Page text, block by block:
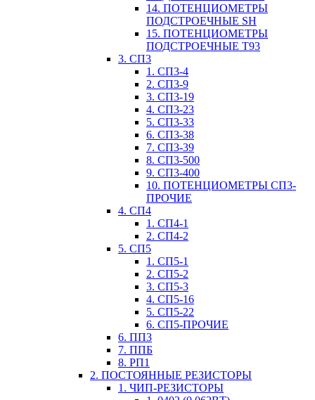
14. ПОТЕНЦИОМЕТРЫ
ПОДСТРОЕЧНЫЕ SH
15. ПОТЕНЦИОМЕТРЫ
ПОДСТРОЕЧНЫЕ Т93
3. СП3
1. СП3-4
2. СП3-9
3. СП3-19
4. СП3-23
5. СП3-33
6. СП3-38
7. СП3-39
8. СП3-500
9. СП3-400
10. ПОТЕНЦИОМЕТРЫ СП3-
ПРОЧИЕ
4. СП4
1. СП4-1
2. СП4-2
5. СП5
1. СП5-1
2. СП5-2
3. СП5-3
4. СП5-16
5. СП5-22
6. СП5-ПРОЧИЕ
6. ПП3
7. ППБ
8. РП1
2. ПОСТОЯННЫЕ РЕЗИСТОРЫ
1. ЧИП-РЕЗИСТОРЫ